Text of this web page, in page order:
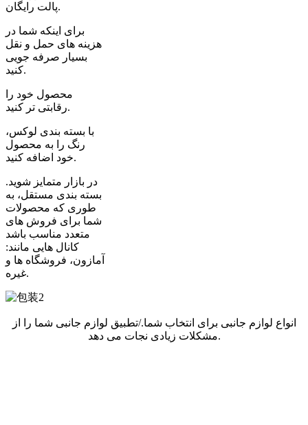
پالت رایگان.
برای اینکه شما در
هزینه های حمل و نقل
بسیار صرفه جویی
کنید.
محصول خود را
رقابتی تر کنید.
با بسته بندی لوکس،
رنگ را به محصول
خود اضافه کنید.
در بازار متمایز شوید.
بسته بندی مستقل، به
طوری که محصولات
شما برای فروش های
متعدد مناسب باشد
کانال هایی مانند:
آمازون، فروشگاه ها و
غیره.
انواع لوازم جانبی برای انتخاب شما./تطبیق لوازم جانبی شما را از
مشکلات زیادی نجات می دهد.